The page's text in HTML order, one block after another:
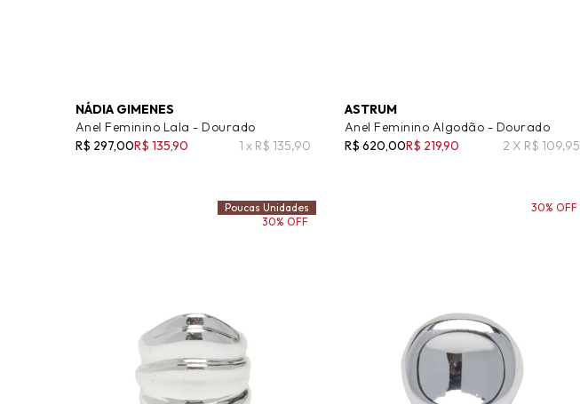
NÁDIA GIMENES
Anel Feminino Lala - Dourado
R$ 297,00R$ 135,90 1 x R$ 135,90
ASTRUM
Anel Feminino Algodão - Dourado
R$ 620,00R$ 219,90 2 X R$ 109,95
Poucas Unidades
30% OFF
30% OFF